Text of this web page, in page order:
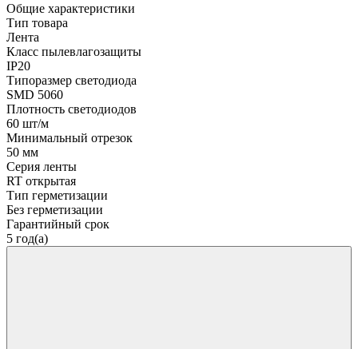
Общие характеристики
Тип товара
Лента
Класс пылевлагозащиты
IP20
Типоразмер светодиода
SMD 5060
Плотность светодиодов
60 шт/м
Минимальный отрезок
50 мм
Серия ленты
RT открытая
Тип герметизации
Без герметизации
Гарантийный срок
5 год(а)